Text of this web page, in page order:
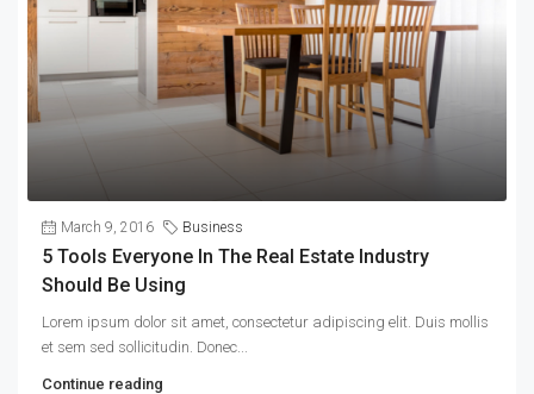
March 9, 2016 Business
5 Tools Everyone In The Real Estate Industry
Should Be Using
Lorem ipsum dolor sit amet, consectetur adipiscing elit. Duis mollis
et sem sed sollicitudin. Donec...
Continue reading